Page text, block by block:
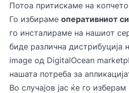
Потоа притискаме на копчето
Го избираме оперативниот
го инсталираме на нашиот
биде различна дистрибуција
image од DigitalOcean
нашата потреба за
Во случајов јас ќе го изберам